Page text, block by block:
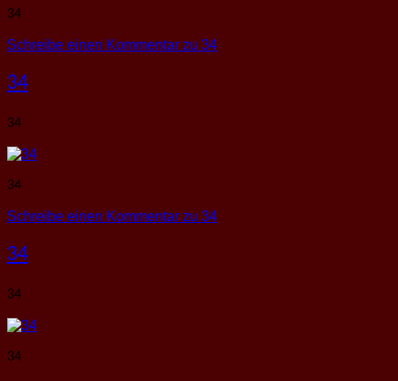
34
Schreibe einen Kommentar zu 34
34
34
34
Schreibe einen Kommentar zu 34
34
34
34